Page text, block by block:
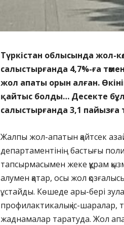
Түркістан облысында жол-
салыстырғанда 4,7%-ға
жол апаты орын алған.
қайтыс болды… Десекте
салыстырғанда 3,1 пайызға
Жалпы жол-апатын қайтсек
департаментінің бастығы
тапсырмасымен жеке құрам
алумен қатар, осы жол
ұстайды. Көшеде ары-бері
профилактикалық іс-шаралар,
жаднамалар таратуда. Жол